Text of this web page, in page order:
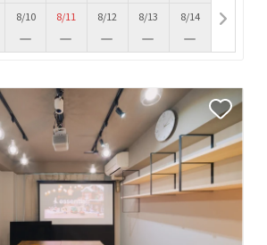
8/10
8/11
8/12
8/13
8/14